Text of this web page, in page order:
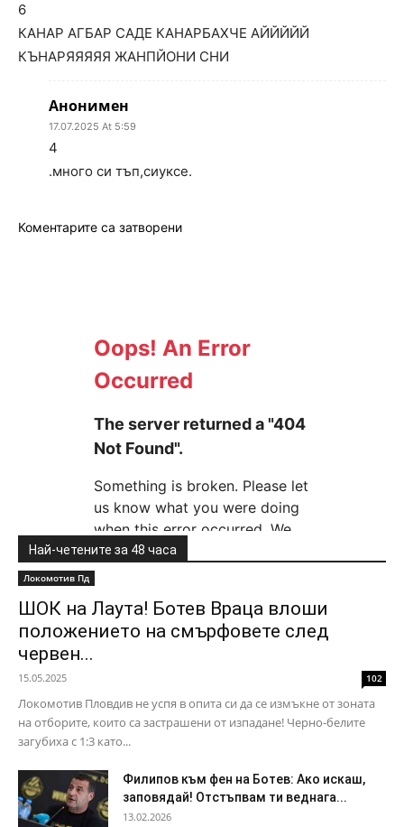
6
КАНАР АГБАР САДЕ КАНАРБАХЧЕ АЙЙЙЙЙ
КЪНАРЯЯЯЯЯ ЖАНПЙОНИ СНИ
Анонимен
17.07.2025 At 5:59
4
.много си тъп,сиуксе.
Коментарите са затворени
Най-четените за 48 часа
Локомотив Пд
ШОК на Лаута! Ботев Враца влоши
положението на смърфовете след
червен...
15.05.2025 102
Локомотив Пловдив не успя в опита си да се измъкне от зоната
на отборите, които са застрашени от изпадане! Черно-белите
загубиха с 1:3 като...
Филипов към фен на Ботев: Ако искаш,
заповядай! Отстъпвам ти веднага...
13.02.2026